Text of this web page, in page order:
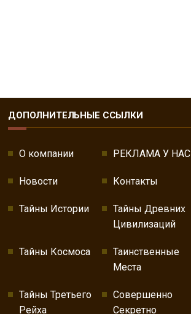
ДОПОЛНИТЕЛЬНЫЕ ССЫЛКИ
О компании РЕКЛАМА У НАС
Новости Контакты
Тайны Истории
Тайны Древних
Цивилизаций
Тайны Космоса
Таинственные
Места
Тайны Третьего
Рейха
Совершенно
Секретно